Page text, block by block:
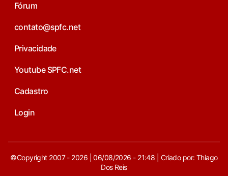
Fórum
contato@spfc.net
Privacidade
Youtube SPFC.net
Cadastro
Login
©Copyright 2007 - 2026 | 06/08/2026 - 21:48 | Criado por: Thiago
Dos Reis